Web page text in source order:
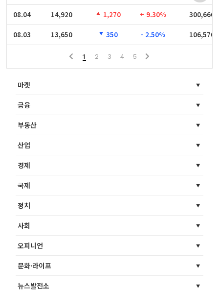
08.04
08.03
08.04 14,920 1,270 + 9.30% 300,666
08.03 13,650 350 - 2.50% 106,570
1 2 3 4 5
마켓
금융
부동산
산업
경제
국제
정치
사회
오피니언
문화·라이프
뉴스발전소